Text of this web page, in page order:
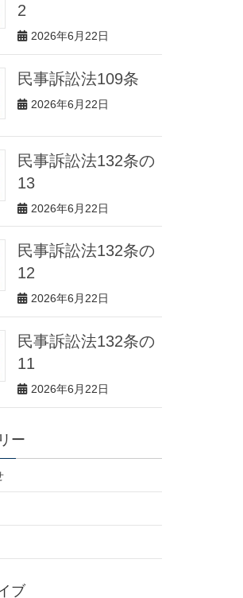
2
2026年6月22日
民事訴訟法109条
2026年6月22日
民事訴訟法132条の
13
2026年6月22日
民事訴訟法132条の
12
2026年6月22日
民事訴訟法132条の
11
2026年6月22日
ー
ブ